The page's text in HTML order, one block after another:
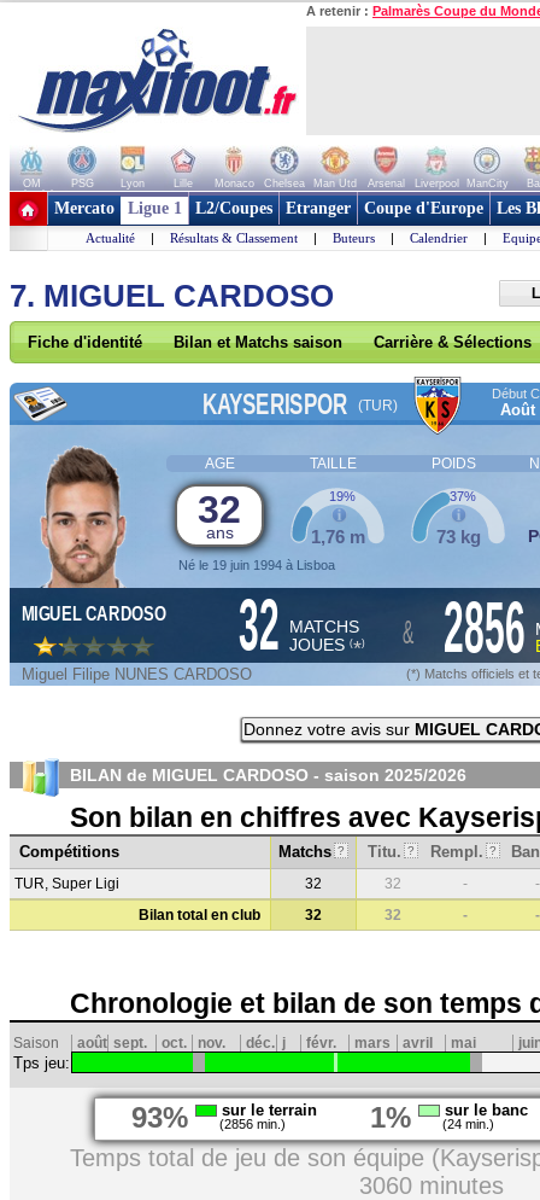
A retenir : Palmarès Coupe du
OM PSG Lyon Lille Monaco Chelsea Man Utd Arsenal Liverpool ManCity
+ de clubs
Mercato Ligue 1 L2/Coupes Etranger Coupe d'Europe Les
Actualité | Résultats & Classement | Buteurs | Calendrier |
7. MIGUEL CARDOSO
Fiche d'identité Bilan et Matchs saison Carrière & Sélections
KAYSERISPOR (TUR)
Début
Août
AGE TAILLE POIDS
32
ans
Né le 19 juin 1994 à Lisboa
1,76 m
19%
73 kg
37%
MIGUEL CARDOSO 32 MATCHS
JOUES (*) & 2856
Miguel Filipe NUNES CARDOSO (*) Matchs officiels et
Donnez votre avis sur MIGUEL
BILAN de MIGUEL CARDOSO - saison 2025/2026
Son bilan en chiffres avec
Compétitions Matchs ? Titu. ? Rempl. ?
TUR, Super Ligi 32 32 -
-
Bilan total en club
32 32 - -
Chronologie et bilan de son temps
Saison août sept. oct. nov. déc. j févr. mars avril mai
Tps jeu:
93% sur le terrain
(2856 min.) 1% sur le banc
(24 min.)
Temps total de jeu de son équipe
3060 minutes